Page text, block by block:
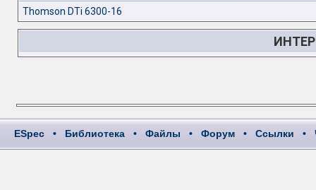
Thomson DTi 6300-16
ESpec • Библиотека • Файлы • Форум • Ссылки •